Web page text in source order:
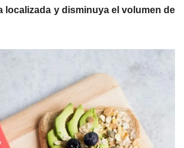
localizada y disminuya el volumen de